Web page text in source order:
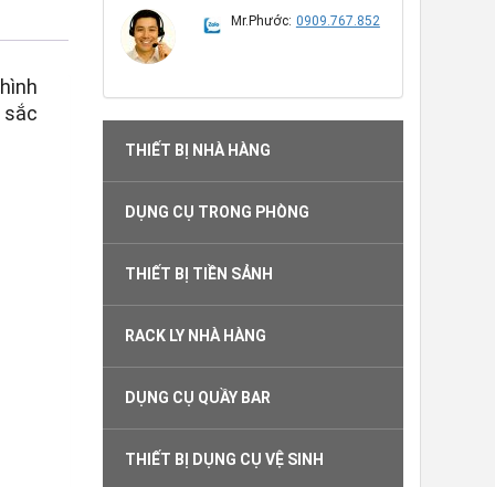
sắc
Mr.Phước: 0909.767.852
THIẾT BỊ NHÀ HÀNG
DỤNG CỤ TRONG PHÒNG
THIẾT BỊ TIỀN SẢNH
RACK LY NHÀ HÀNG
DỤNG CỤ QUẦY BAR
THIẾT BỊ DỤNG CỤ VỆ SINH